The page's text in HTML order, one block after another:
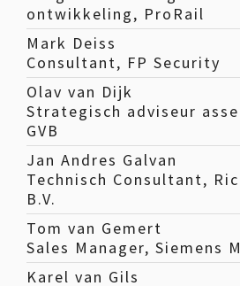
ontwikkeling, ProRail
Mark Deiss
Consultant, FP Security
Olav van Dijk
Strategisch adviseur
GVB
Jan Andres Galvan
Technisch Consultant,
B.V.
Tom van Gemert
Sales Manager, Siemens
Karel van Gils